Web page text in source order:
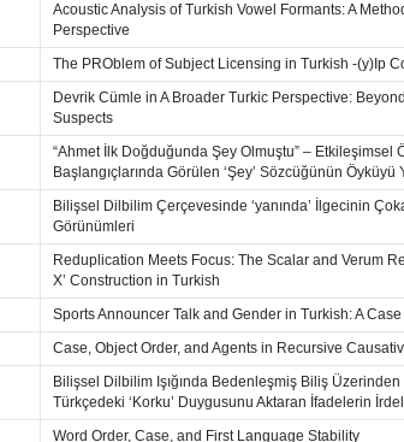
Acoustic Analysis of Turkish Vowel Formants: A
Perspective
The PROblem of Subject Licensing in Turkish -(y)Ip
Devrik Cümle in A Broader Turkic Perspective:
Suspects
“Ahmet İlk Doğduğunda Şey Olmuştu” – Etkileşimsel
Başlangıçlarında Görülen ‘Şey’ Sözcüğünün Öyküyü
Bilişsel Dilbilim Çerçevesinde ‘yanında’ İlgecinin
Görünümleri
Reduplication Meets Focus: The Scalar and Verum
X’ Construction in Turkish
Sports Announcer Talk and Gender in Turkish: A
Case, Object Order, and Agents in Recursive
Bilişsel Dilbilim Işığında Bedenleşmiş Biliş
Türkçedeki ‘Korku’ Duygusunu Aktaran İfadelerin
Word Order, Case, and First Language Stability